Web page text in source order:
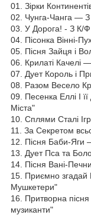
01. Зірки
02. Чунга-Чанга —
03. У Дорога! - З К/
04. Пісонка Вінні-
05. Пісня Зайця і
06. Крилаті Качелі
07. Дует Король і
08. Разом Весело
09. Песенка Еллі І
Міста"
10. Сплями Сталі
11. За Секретом
12. Пісня Баби-Яги
13. Дует Пса та
14. Пісня Вані-
15. Приємно згадай
Мушкетери"
16. Притворна
музиканти"